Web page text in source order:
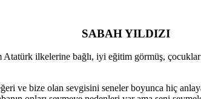
SABAH YILDIZI
ilkelerine bağlı, iyi eğitim görmüş,
ve bize olan sevgisini seneler boyunca hiç